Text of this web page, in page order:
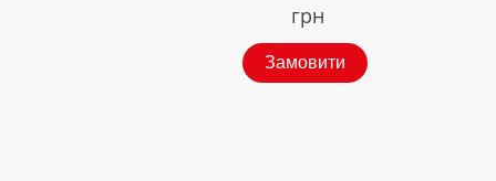
грн
Замовити